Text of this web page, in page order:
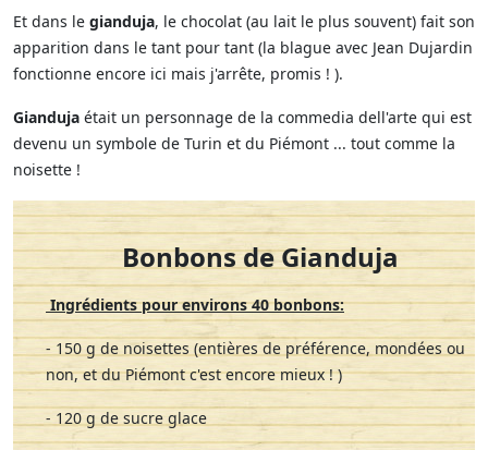
Et dans le gianduja, le chocolat (au lait le plus souvent) fait son
apparition dans le tant pour tant (la blague avec Jean Dujardin
fonctionne encore ici mais j'arrête, promis ! ).
Gianduja était un personnage de la commedia dell'arte qui est
devenu un symbole de Turin et du Piémont ... tout comme la
noisette !
Bonbons de Gianduja
Ingrédients pour environs 40 bonbons:
- 150 g de noisettes (entières de préférence, mondées ou
non, et du Piémont c'est encore mieux ! )
- 120 g de sucre glace